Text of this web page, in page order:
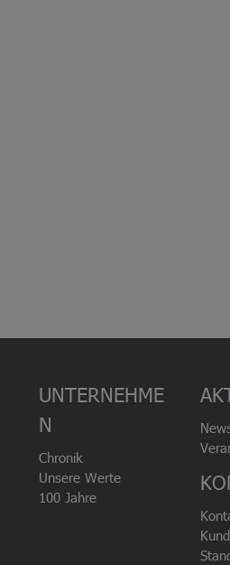
UNTERNEHME
N
Chronik
Unsere Werte
100 Jahre